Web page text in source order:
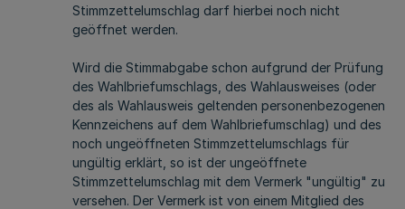
Stimmzettelumschlag darf hierbei noch nicht
geöffnet werden.
Wird die Stimmabgabe schon aufgrund der Prüfung
des Wahlbriefumschlags, des Wahlausweises (oder
des als Wahlausweis geltenden personenbezogenen
Kennzeichens auf dem Wahlbriefumschlag) und des
noch ungeöffneten Stimmzettelumschlags für
ungültig erklärt, so ist der ungeöffnete
Stimmzettelumschlag mit dem Vermerk "ungültig" zu
versehen. Der Vermerk ist von einem Mitglied des